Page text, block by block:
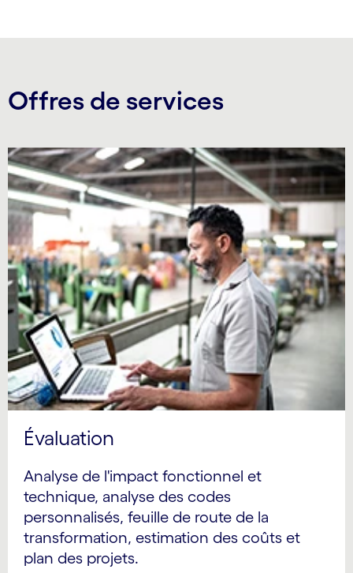
Offres de services
Évaluation
Analyse de l'impact fonctionnel et
technique, analyse des codes
personnalisés, feuille de route de la
transformation, estimation des coûts et
plan des projets.